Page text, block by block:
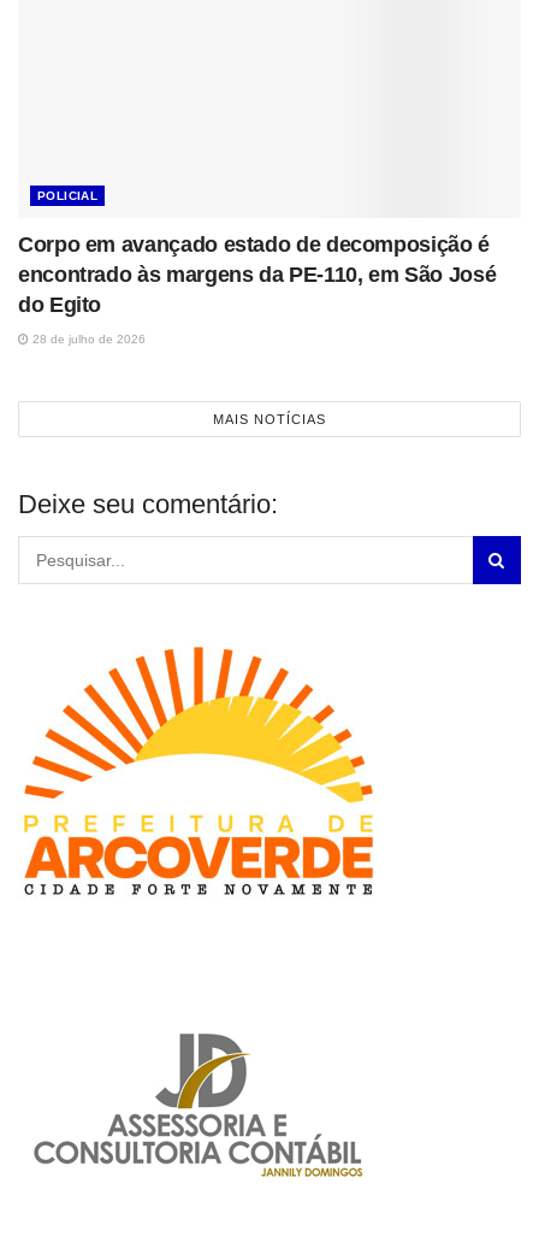
POLICIAL
Corpo em avançado estado de decomposição é
encontrado às margens da PE-110, em São José
do Egito
28 de julho de 2026
MAIS NOTÍCIAS
Deixe seu comentário: